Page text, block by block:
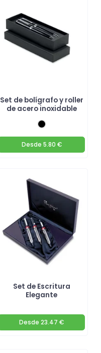
Set de bolígrafo y roller
de acero inoxidable
Desde 5.80 €
Set de Escritura
Elegante
Desde 23.47 €